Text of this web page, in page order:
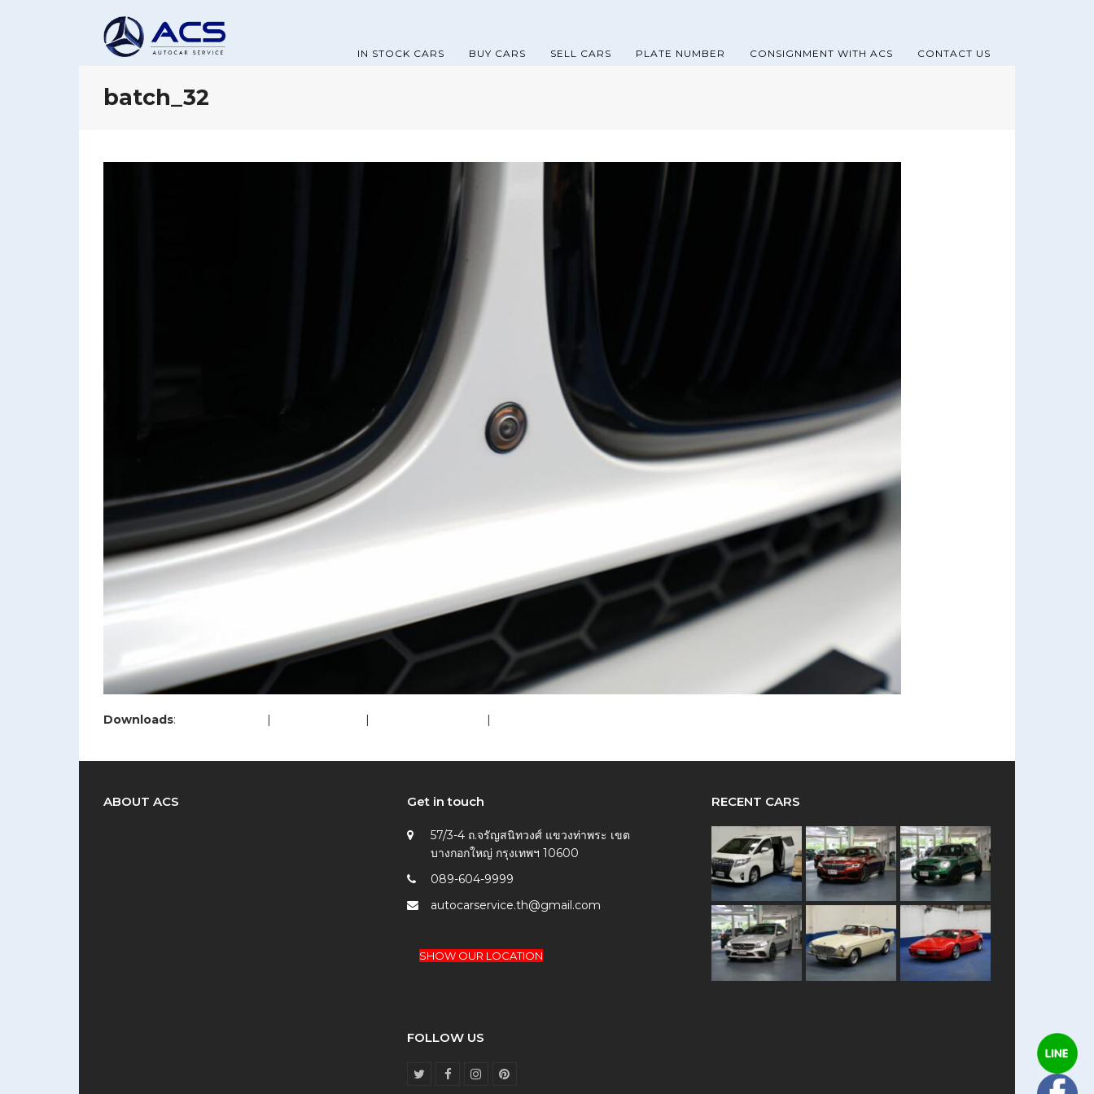
IN STOCK CARS BUY CARS SELL CARS PLATE NUMBER CONSIGNMENT WITH ACS CONTACT US
batch_32
Downloads: | | |
ABOUT ACS Get in touch
57/3-4 ถ.จรัญสนิทวงศ์ แขวงท่าพระ เขต
บางกอกใหญ่ กรุงเทพฯ 10600
089-604-9999
autocarservice.th@gmail.com
SHOW OUR LOCATION
FOLLOW US
T F I P
RECENT CARS